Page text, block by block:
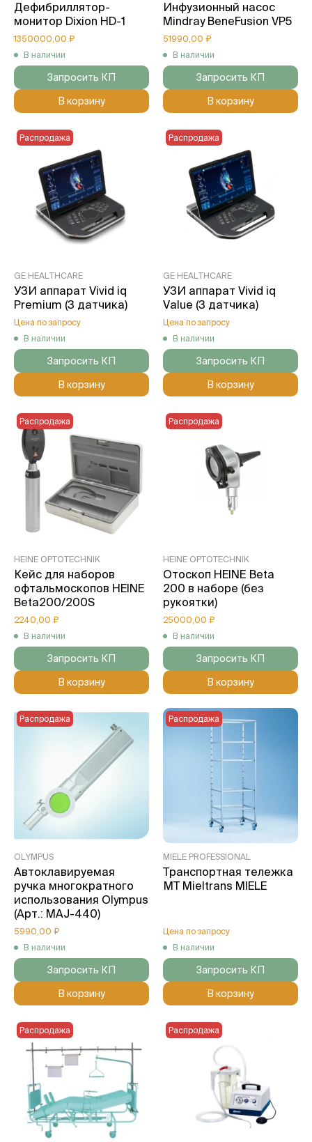
Дефибриллятор-
монитор Dixion HD-1
1350000,00 ₽
В наличии
Запросить КП
В корзину
Инфузионный насос
Mindray BeneFusion VP5
51990,00 ₽
В наличии
Запросить КП
В корзину
GE HEALTHCARE
УЗИ аппарат Vivid iq
Premium (3 датчика)
Цена по запросу
В наличии
Распродажа
Запросить КП
В корзину
GE HEALTHCARE
УЗИ аппарат Vivid iq
Value (3 датчика)
Цена по запросу
В наличии
Распродажа
Запросить КП
В корзину
HEINE OPTOTECHNIK
Кейс для наборов
офтальмоскопов HEINE
Beta200/200S
2240,00 ₽
В наличии
Распродажа
Запросить КП
В корзину
HEINE OPTOTECHNIK
Отоскоп HEINE Вeta
200 в наборе (без
рукоятки)
25000,00 ₽
В наличии
Распродажа
Запросить КП
В корзину
OLYMPUS
Автоклавируемая
ручка многократного
использования Olympus
(Арт.: MAJ-440)
5990,00 ₽
В наличии
Распродажа
Запросить КП
В корзину
MIELE PROFESSIONAL
Транспортная тележка
МТ Mieltrans MIELE
Цена по запросу
В наличии
Распродажа
Запросить КП
В корзину
Распродажа Распродажа